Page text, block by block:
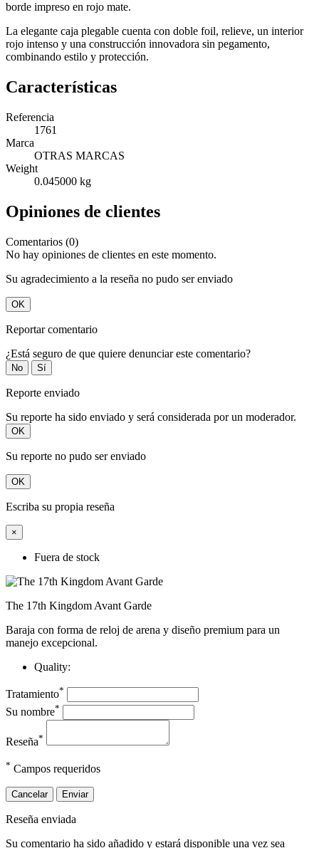
borde impreso en rojo mate.
La elegante caja plegable cuenta con doble foil, relieve, un interior
rojo intenso y una construcción innovadora sin pegamento,
combinando estilo y protección.
Características
Referencia
1761
Marca
OTRAS MARCAS
Weight
0.045000 kg
Opiniones de clientes
Comentarios (0)
No hay opiniones de clientes en este momento.
Su agradecimiento a la reseña no pudo ser enviado
OK
Reportar comentario
¿Está seguro de que quiere denunciar este comentario?
No Sí
Reporte enviado
Su reporte ha sido enviado y será considerada por un moderador.
OK
Su reporte no pudo ser enviado
OK
Escriba su propia reseña
×
Fuera de stock
The 17th Kingdom Avant Garde
Baraja con forma de reloj de arena y diseño premium para un
manejo excepcional.
Quality:
Tratamiento*
Su nombre*
Reseña*
* Campos requeridos
Cancelar Enviar
Reseña enviada
Su comentario ha sido añadido y estará disponible una vez sea